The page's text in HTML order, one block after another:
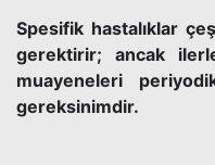
Spesifik hastalıklar
gerektirir; ancak
muayeneleri
gereksinimdir.